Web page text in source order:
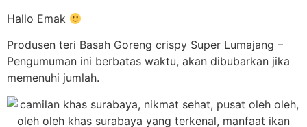
Hallo Emak
Produsen teri Basah Goreng crispy Super Lumajang –
Pengumuman ini berbatas waktu, akan dibubarkan jika
memenuhi jumlah.